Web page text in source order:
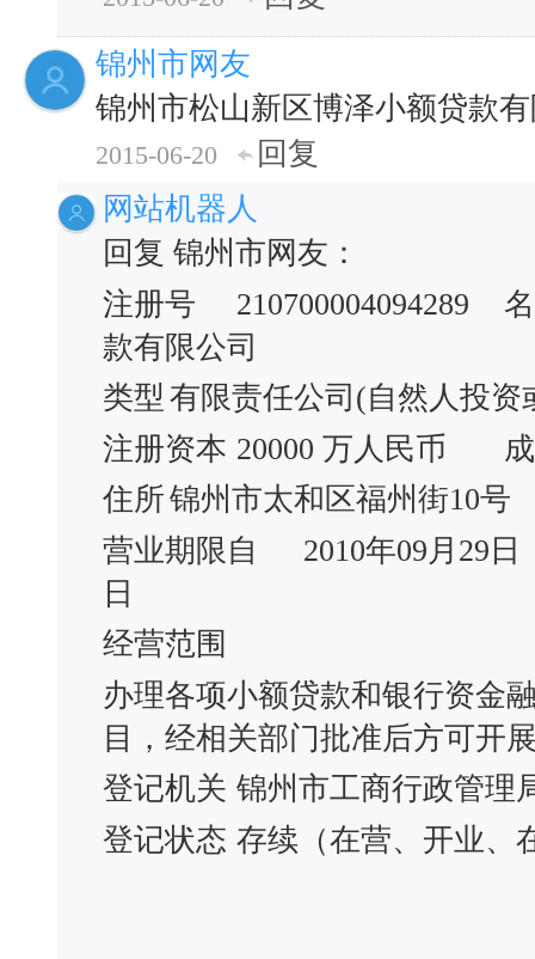
锦州市网友
锦州市松山新区博泽小额贷款
2015-06-20
回复
网站机器人
回复 锦州市网友：
注册号
210700004094289
款有限公司
类型 有限责任公司(自然人投资
注册资本 20000 万人民币
住所锦州市太和区福州街10号
营业期限自
2010年09月29日
日
经营范围
办理各项小额贷款和银行资金
目，经相关部门批准后方可开
登记机关 锦州市工商行政管理
登记状态 存续（在营、开业、